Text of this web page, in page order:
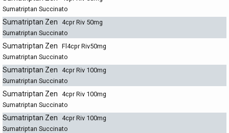
Sumatriptan Succinato
Sumatriptan Zen 4cpr Riv 50mg
Sumatriptan Succinato
Sumatriptan Zen Fl4cpr Riv50mg
Sumatriptan Succinato
Sumatriptan Zen 4cpr Riv 100mg
Sumatriptan Succinato
Sumatriptan Zen 4cpr Riv 100mg
Sumatriptan Succinato
Sumatriptan Zen 4cpr Riv 100mg
Sumatriptan Succinato